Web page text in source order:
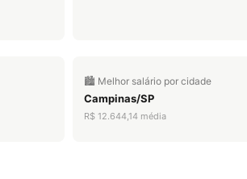
🏙️ Melhor salário por cidade
Campinas/SP
R$ 12.644,14 média